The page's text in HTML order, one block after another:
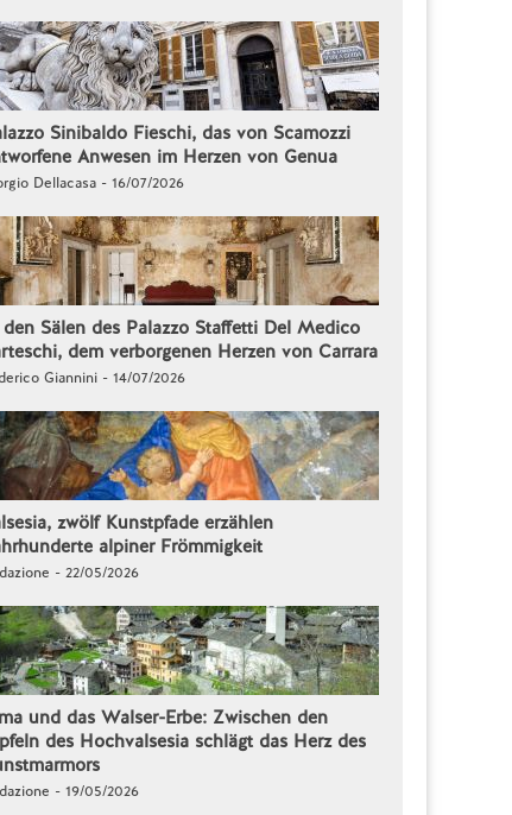
Sinibaldo Fieschi, das von Scamozzi
Anwesen im Herzen von Genua
Dellacasa - 16/07/2026
Sälen des Palazzo Staffetti Del Medico
dem verborgenen Herzen von Carrara
Giannini - 14/07/2026
zwölf Kunstpfade erzählen
alpiner Frömmigkeit
- 22/05/2026
und das Walser-Erbe: Zwischen den
des Hochvalsesia schlägt das Herz des
- 19/05/2026